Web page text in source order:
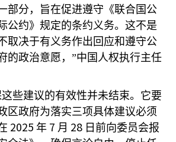
部分，旨在促进遵守《联合国公
公约》规定的条约义务。这不是
取决于有义务作出回应和遵守公
的政治意愿，”中国人权执行主任
些建议的有效性并未结束。它要
区政府为落实三项具体建议必须
2025 年 7 月 28 日前向委员会报